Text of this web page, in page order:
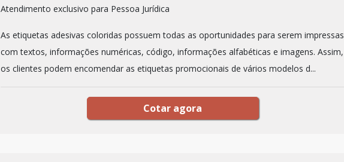
Atendimento exclusivo para Pessoa Jurídica
As etiquetas adesivas coloridas possuem todas as oportunidades para serem impressas
com textos, informações numéricas, código, informações alfabéticas e imagens. Assim,
os clientes podem encomendar as etiquetas promocionais de vários modelos d...
Cotar agora